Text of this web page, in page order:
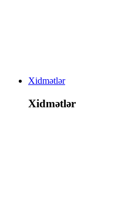
Xidmətlər
Xidmətlər